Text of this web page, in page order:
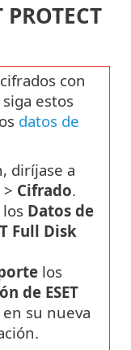
con
siga estos
datos de
diríjase a
> Cifrado.
los Datos de
Full Disk
los
de ESET
en su nueva